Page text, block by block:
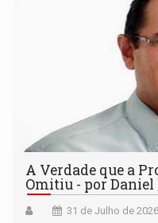
A Verdade que a
Omitiu - por Daniel
31 de Julho de